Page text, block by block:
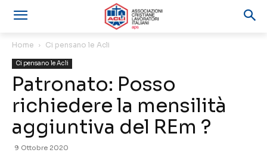
Home Ci pensano le Acli
Ci pensano le Acli
Patronato: Posso
richiedere la mensilità
aggiuntiva del REm ?
9 Ottobre 2020